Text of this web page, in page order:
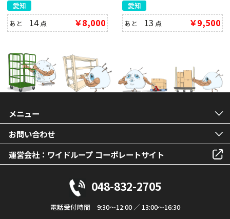
愛知
あと 14点 ￥8,000
愛知
あと 13 点 ￥9,500
メニュー
お問い合わせ
運営会社：ワイドループ コーポレートサイト
048-832-2705
電話受付時間 9:30～12:00 ／ 13:00～16:30